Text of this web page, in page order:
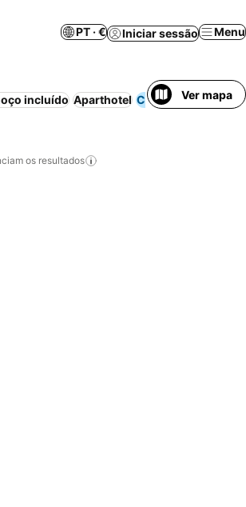
PT · € Iniciar sessão Menu
incluído Aparthotel Casa/apartamento
Ver mapa
os resultados
favoritos
favoritos